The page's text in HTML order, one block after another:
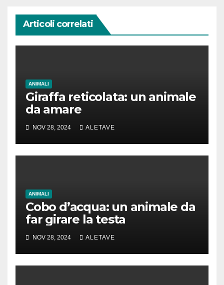
Articoli correlati
ANIMALI
Giraffa reticolata: un animale
da amare
NOV 28, 2024 ALETAVE
ANIMALI
Cobo d’acqua: un animale da
far girare la testa
NOV 28, 2024 ALETAVE